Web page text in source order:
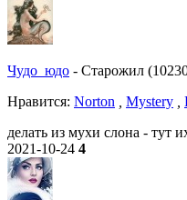
Чудо_юдо - Старожил
Нравитcя: Norton , Mystery ,
делать из мухи слона - тут
2021-10-24 4